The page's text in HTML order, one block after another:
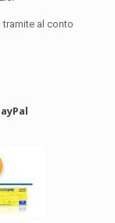
al conto